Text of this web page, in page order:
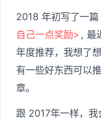
2018 年初写了一篇
自己一点奖励> , 最
年度推荐，我想了
有一些好东西可以
章。
跟 2017年一样，